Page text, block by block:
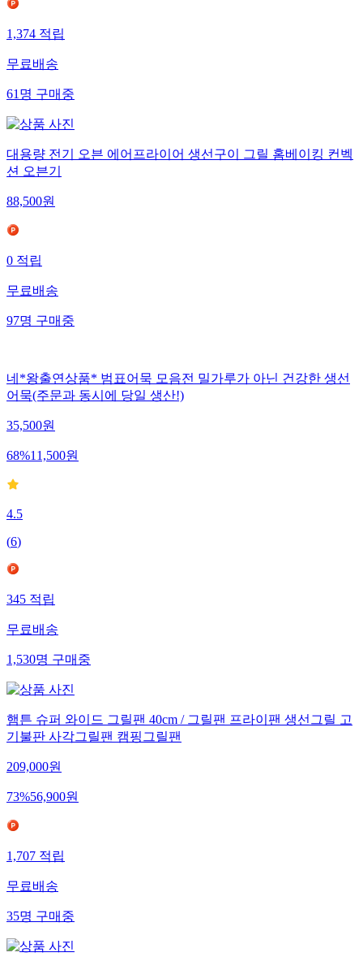
1,374적립
무료배송
61명구매중
대용량 전기 오븐 에어프라이어 생선구이 그릴 홈베이킹 컨벡
션 오븐기
88,500원
0적립
무료배송
97명구매중
네*왕출연상품* 범표어묵 모음전 밀가루가 아닌 건강한 생선
어묵(주문과 동시에 당일 생산!)
35,500원
68%11,500원
4.5
(6)
345적립
무료배송
1,530명구매중
햄튼 슈퍼 와이드 그릴팬 40cm / 그릴팬 프라이팬 생선그릴 고
기불판 사각그릴팬 캠핑그릴팬
209,000원
73%56,900원
1,707적립
무료배송
35명구매중